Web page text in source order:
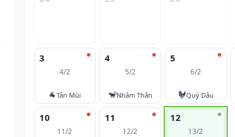
3
4/2
🐐Tân Mùi
4
5/2
🐒Nhâm Thân
5
6/2
🐓Quý Dậu
10
11/2
11
12/2
12
13/2